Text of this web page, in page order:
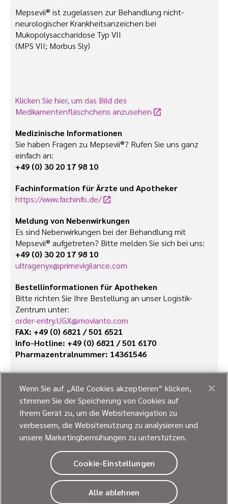
Mepsevii® ist zugelassen zur Behandlung nicht-
neurologischer Krankheitsanzeichen bei
Mukopolysaccharidose Typ VII
(MPS VII; Morbus Sly)
Klicken Sie hier, um das Bild des
Medikamentenfläschchens anzusehen
Medizinische Informationen
Sie haben Fragen zu Mepsevii®? Rufen Sie uns ganz
einfach an:
+49 (0) 30 20 17 98 10
Fach­­­information für Ärzte und Apotheker
https://www.fachinfo.de/
Meldung von Nebenwirkungen
Es sind Nebenwirkungen bei der Behandlung mit
Mepsevii® aufgetreten? Bitte melden Sie sich bei uns:
+49 (0) 30 20 17 98 10
ultragenyx@primevigilance.com
Bestell­­informationen für Apotheken
Bitte richten Sie Ihre Bestellung an unser Logistik-
Zentrum unter:
order-entry.UGX@movianto.com
FAX: +49 (0) 6821 / 501 6521
Info-Hotline: +49 (0) 6821 / 501 6170
Pharmazentralnummer: 14361546
Ausführliche Informationen zu diesem
Arzneimittel sind auf den Internetseiten der
Europäischen Arzneimittel-Agentur verfügbar:
https://www.ema.europa.eu/en/documents/product-inf
ormation/mepsevii-epar-product-information_de.pdf
Ultragenyx Pharmaceutical Inc.
Wenn Sie auf „Alle Cookies akzeptieren“ klicken,
stimmen Sie der Speicherung von Cookies auf
Ihrem Gerät zu, um die Websitenavigation zu
verbessern, die Websitenutzung zu analysieren und
unsere Marketingbemühungen zu unterstützen.
Cookie-Einstellungen
Alle ablehnen